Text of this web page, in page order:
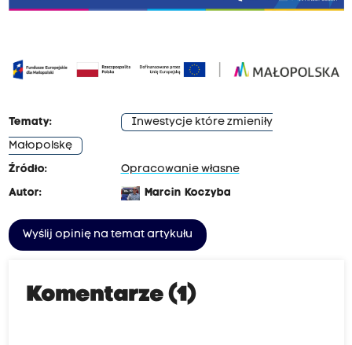
Tematy:
Inwestycje które zmieniły
Małopolskę
Źródło:
Opracowanie własne
Autor:
Marcin Koczyba
Wyślij opinię na temat artykułu
Komentarze (1)